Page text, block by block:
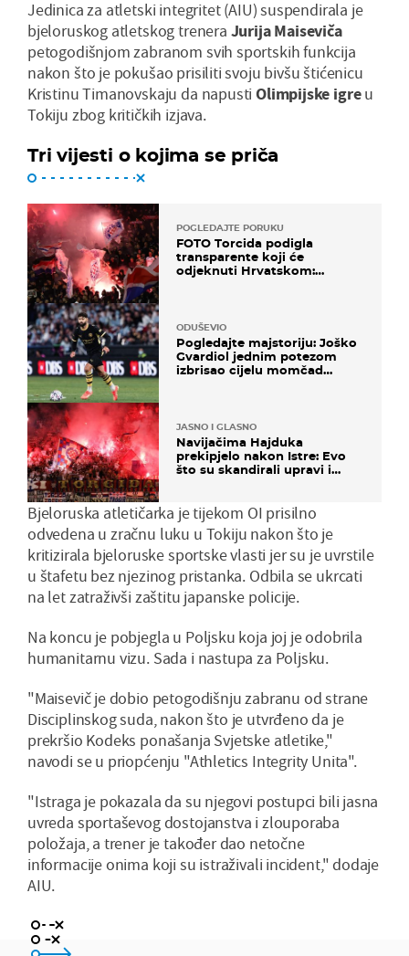
Jedinica za atletski integritet (AIU) suspendirala je
bjeloruskog atletskog trenera JurijaMaiseviča
petogodišnjom zabranom svih sportskih funkcija
nakon što je pokušao prisiliti svoju bivšu štićenicu
Kristinu Timanovskaju da napustiOlimpijske igreu
Tokiju zbog kritičkih izjava.
Tri vijesti o kojima se priča
POGLEDAJTE PORUKU
FOTO Torcida podigla
transparente koji će
odjeknuti Hrvatskom:
ODUŠEVIO
Pogledajte majstoriju: Joško
Gvardiol jednim potezom
izbrisao cijelu momčad
JASNO I GLASNO
Navijačima Hajduka
prekipjelo nakon Istre: Evo
što su skandirali upravi i
Bjeloruska atletičarka je tijekom OI prisilno
odvedena u zračnu luku u Tokiju nakon što je
kritizirala bjeloruske sportske vlasti jer su je uvrstile
u štafetu bez njezinog pristanka. Odbila se ukrcati
na let zatraživši zaštitu japanske policije.
Na koncu je pobjegla u Poljsku koja joj je odobrila
humanitarnu vizu. Sada i nastupa za Poljsku.
"Maisevič je dobio petogodišnju zabranu od strane
Disciplinskog suda, nakon što je utvrđeno da je
prekršio Kodeks ponašanja Svjetske atletike,"
navodi se u priopćenju "Athletics Integrity Unita".
"Istraga je pokazala da su njegovi postupci bili jasna
uvreda sportaševog dostojanstva i zlouporaba
položaja, a trener je također dao netočne
informacije onima koji su istraživali incident," dodaje
AIU.